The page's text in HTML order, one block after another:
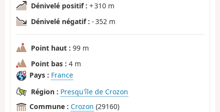
Dénivelé positif : + 310 m
Dénivelé négatif : - 352 m
Point haut : 99 m
Point bas : 4 m
Pays : France
Région : Presqu'île de Crozon
Commune : Crozon (29160)